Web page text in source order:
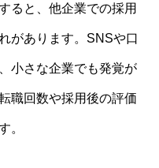
ると、他企業での採用
があります。SNSや口
小さな企業でも発覚が
職回数や採用後の評価
。